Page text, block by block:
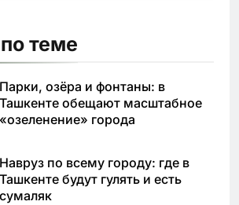
теме
Парки, озёра и фонтаны: в
Ташкенте обещают масштабное
«озеленение» города
Навруз по всему городу: где в
Ташкенте будут гулять и есть
сумаляк